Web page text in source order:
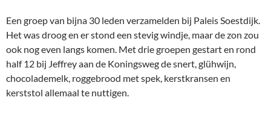
Een groep van bijna 30 leden verzamelden bij Paleis Soestdijk.
Het was droog en er stond een stevig windje, maar de zon zou
ook nog even langs komen. Met drie groepen gestart en rond
half 12 bij Jeffrey aan de Koningsweg de snert, glühwijn,
chocolademelk, roggebrood met spek, kerstkransen en
kerststol allemaal te nuttigen.